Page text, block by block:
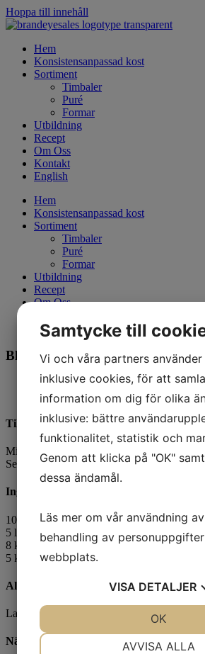
Hoppa till innehåll
Hem
Konsistensanpassad kost
Sortiment
Timbaler
Puré
Formar
Utbildning
Recept
Om Oss
Kontakt
English
Hem
Konsistensanpassad kost
Sortiment
Timbaler
Puré
Formar
Utbildning
Recept
Om Oss
English
Blåbärssmoothie
10 Min
Antal portioner 100
Tillagningsanvisning
Mixa alla ingredienser.
Servera kall.
Ingredienser
10 l Lättyoghurt vanilj 0,5%
5 l Lättmjölk 0,5%
8 kg
Blåbärspuré, art.no: 4559-17
5 kg
Bananpuré , art.no: 0670-20
Allergener
Laktos, Mjölkprotein
Näringsinnehåll/100g
Samtycke till
Vi och våra partners
inklusive cookies, för att
information om dig för olika
inklusive: bättre
funktionalitet, statistik och
Genom att klicka på "OK"
dessa ändamål.
Läs mer om vår användning
behandling av
webbplats.
VISA DETALJER
AVVISA ALLA
OK